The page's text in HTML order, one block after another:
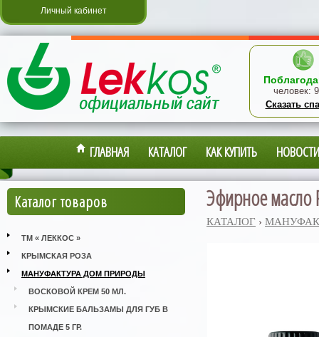
Личный кабинет
человек:
Сказать
ГЛАВНАЯ КАТАЛОГ КАК КУПИТЬ НОВОСТИ
Каталог товаров
ТМ « ЛЕККОС »
КРЫМСКАЯ РОЗА
МАНУФАКТУРА ДОМ ПРИРОДЫ
ВОСКОВОЙ КРЕМ 50 МЛ.
КРЫМСКИЕ БАЛЬЗАМЫ ДЛЯ ГУБ В
ПОМАДЕ 5 ГР.
Эфирное масло
КАТАЛОГ ›